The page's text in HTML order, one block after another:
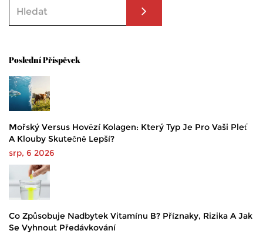
Poslední Příspěvek
Mořský Versus Hovězí Kolagen: Který Typ Je Pro Vaši Pleť
A Klouby Skutečně Lepší?
srp, 6 2026
Co Způsobuje Nadbytek Vitamínu B? Příznaky, Rizika A Jak
Se Vyhnout Předávkování